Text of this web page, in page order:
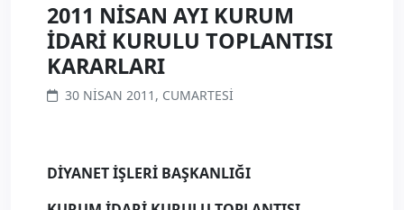
2011 NİSAN AYI KURUM
İDARİ KURULU TOPLANTISI
KARARLARI
30 NISAN 2011, CUMARTESI
DİYANET İŞLERİ BAŞKANLIĞI